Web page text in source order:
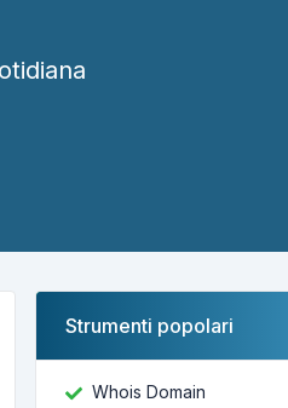
Strumenti popolari
Whois Domain